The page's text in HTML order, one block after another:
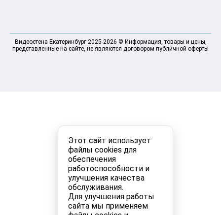
Этот сайт использует
файлы cookies для
обеспечения
работоспособности и
улучшения качества
обслуживания.
Для улучшения работы
сайта мы применяем
Видеостена Екатеринбург 2025-2026 © Информация, товары и цены,
представленные на сайте, не являются договором публичной оферты